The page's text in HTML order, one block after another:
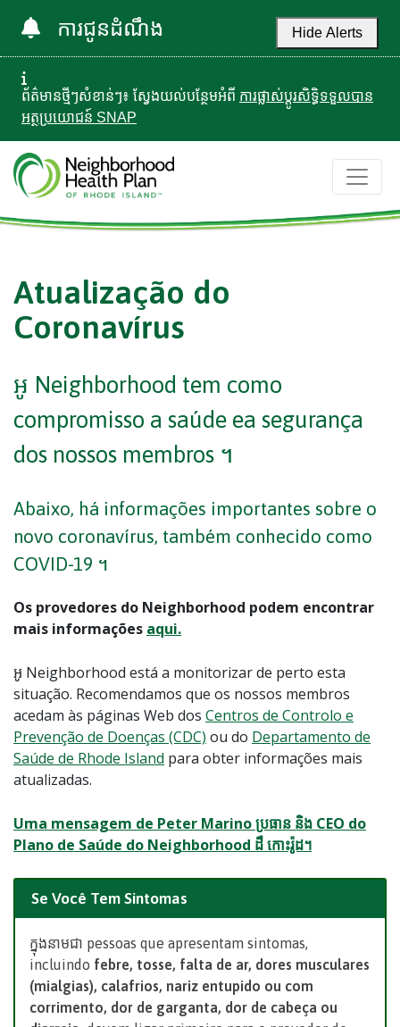
ការជូនដំណឹង Hide Alerts
ព័ត៌មានថ្មីៗសំខាន់ៗ៖ ស្វែងយល់បន្ថែមអំពី ការផ្លាស់ប្តូរសិទ្ធិទទួលបាន
អត្ថប្រយោជន៍ SNAP
Atualização do
Coronavírus
អូ Neighborhood tem como
compromisso a saúde ea segurança
dos nossos membros ។
Abaixo, há informações importantes sobre o
novo coronavírus, também conhecido como
COVID-19 ។
Os provedores do Neighborhood podem encontrar
mais informações aqui.
អូ Neighborhood está a monitorizar de perto esta
situação. Recomendamos que os nossos membros
acedam às páginas Web dos Centros de Controlo e
Prevenção de Doenças (CDC) ou do Departamento de
Saúde de Rhode Island para obter informações mais
atualizadas.
Uma mensagem de Peter Marino ប្រធាន និង CEO do
Plano de Saúde do Neighborhood ដឺ កោះរ៉ូដ។
Se Você Tem Sintomas
ក្នុងនាមជា pessoas que apresentam sintomas,
incluindo febre, tosse, falta de ar, dores musculares
(mialgias), calafrios, nariz entupido ou com
corrimento, dor de garganta, dor de cabeça ou